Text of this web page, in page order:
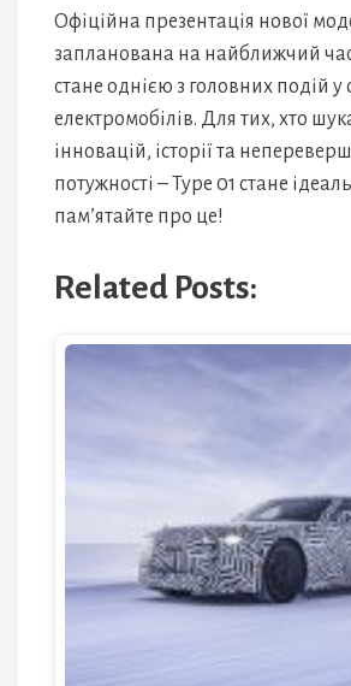
Офіційна презентація нової
запланована на найближчий
стане однією з головних подій у
електромобілів. Для тих, хто
інновацій, історії та
потужності – Type 01 стане
пам’ятайте про це!
Related Posts: